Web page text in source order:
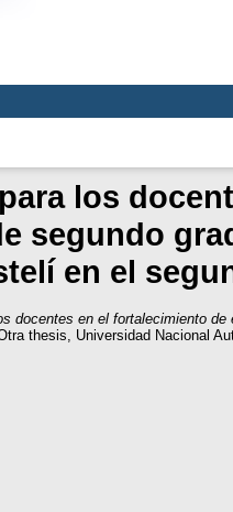
los
segundo
en el
docentes en el fortalecimiento
thesis, Universidad Nacional